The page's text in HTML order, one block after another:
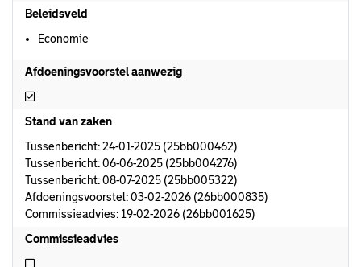
Beleidsveld
Economie
Afdoeningsvoorstel aanwezig
Afdoeningsvoorstel aanwezig
Stand van zaken
Tussenbericht: 24-01-2025 (25bb000462)
Tussenbericht: 06-06-2025 (25bb004276)
Tussenbericht: 08-07-2025 (25bb005322)
Afdoeningsvoorstel: 03-02-2026 (26bb000835)
Commissieadvies: 19-02-2026 (26bb001625)
Commissieadvies
Niet commissieadvies